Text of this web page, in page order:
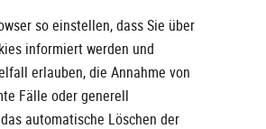
so einstellen, dass Sie über
informiert werden und
erlauben, die Annahme von
Fälle oder generell
automatische Löschen der